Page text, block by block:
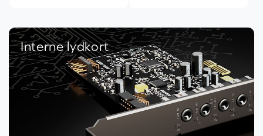
Interne lydkort